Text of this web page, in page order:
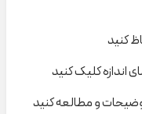
اندازه کلیک کنید
و مطالعه کنید